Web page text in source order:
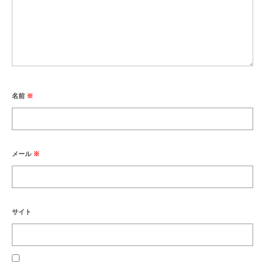
名前 ※
メール ※
サイト